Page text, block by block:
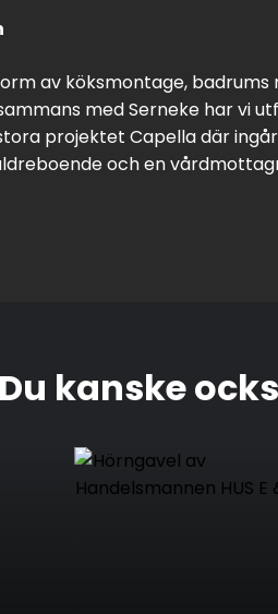
av köksmontage, badrums
med Serneke har vi
projektet Capella där
och en
Du kanske